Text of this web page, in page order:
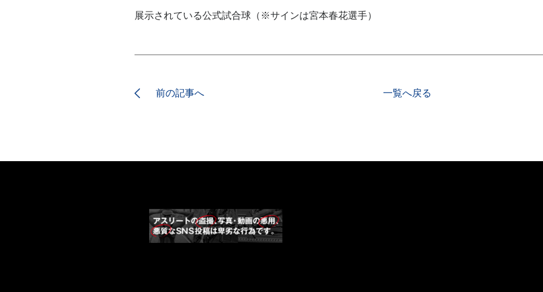
展示されている公式試合球（※サインは宮本春花選手）
前の記事へ 一覧へ戻る